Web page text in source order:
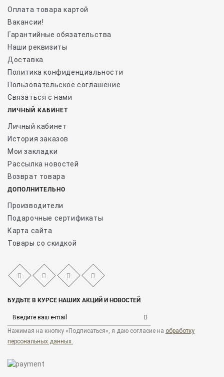
Оплата товара картой
Вакансии!
Гарантийные обязательства
Наши реквизиты
Доставка
Политика конфиденциальности
Пользовательское соглашение
Связаться с нами
ЛИЧНЫЙ КАБИНЕТ
Личный кабинет
История заказов
Мои закладки
Рассылка новостей
Возврат товара
ДОПОЛНИТЕЛЬНО
Производители
Подарочные сертификаты
Карта сайта
Товары со скидкой
БУДЬТЕ В КУРСЕ НАШИХ АКЦИЙ И НОВОСТЕЙ
Нажимая на кнопку «Подписаться», я даю cогласие на обработку
персональных данных.